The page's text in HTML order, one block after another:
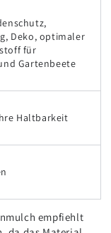
Deko, optimaler
für
Gartenbeete
Haltbarkeit
empfiehlt